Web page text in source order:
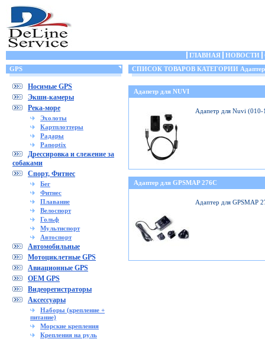
ГЛАВНАЯ НОВОСТИ
GPS
Носимые GPS
Экшн-камеры
Река-море
Эхолоты
Картплоттеры
Радары
Panoptix
Дрессировка и слежение за
собаками
Спорт, Фитнес
Бег
Фитнес
Плавание
Велоспорт
Гольф
Мультиспорт
Автоспорт
Автомобильные
Мотоциклетные GPS
Авиационные GPS
OEM GPS
Видеорегистраторы
Аксессуары
Наборы (крепление +
питание)
Морские крепления
Крепления на руль
СПИСОК ТОВАРОВ КАТЕГОРИИ
Адапетр для NUVI
Адапетр для Nuvi
Адаптер для GPSMAP 276C
Адаптер для GPSMAP